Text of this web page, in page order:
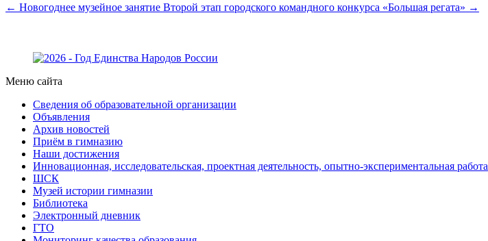
← Новогоднее музейное занятие Второй этап городского командного конкурса «Большая регата» →
Меню сайта
Сведения об образовательной организации
Объявления
Архив новостей
Приём в гимназию
Наши достижения
Инновационная, исследовательская, проектная деятельность, опытно-экспериментальная работа
ШСК
Музей истории гимназии
Библиотека
Электронный дневник
ГТО